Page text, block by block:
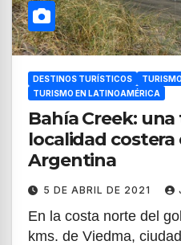
DESTINOS TURÍSTICOS
TURISMO EN LATINOAMÉRICA
Bahía Creek:
localidad
Argentina
5 DE ABRIL DE 2021
En la costa norte del
kms. de Viedma,